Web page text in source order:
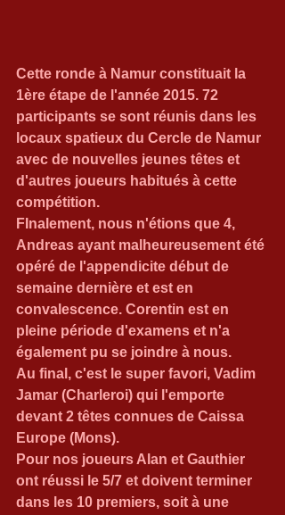
Cette ronde à Namur constituait la
1ère étape de l'année 2015. 72
participants se sont réunis dans les
locaux spatieux du Cercle de Namur
avec de nouvelles jeunes têtes et
d'autres joueurs habitués à cette
compétition.
FInalement, nous n'étions que 4,
Andreas ayant malheureusement été
opéré de l'appendicite début de
semaine dernière et est en
convalescence. Corentin est en
pleine période d'examens et n'a
également pu se joindre à nous.
Au final, c'est le super favori, Vadim
Jamar (Charleroi) qui l'emporte
devant 2 têtes connues de Caissa
Europe (Mons).
Pour nos joueurs Alan et Gauthier
ont réussi le 5/7 et doivent terminer
dans les 10 premiers, soit à une